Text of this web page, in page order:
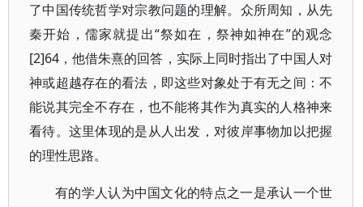
了中国传统哲学对宗教问题的理解。众所周知，从先
秦开始，儒家就提出“祭如在，祭神如神在”的观念
[2]64，他借朱熹的回答，实际上同时指出了中国人对
神或超越存在的看法，即这些对象处于有无之间：不
能说其完全不存在，也不能将其作为真实的人格神来
看待。这里体现的是从人出发，对彼岸事物加以把握
的理性思路。
有的学人认为中国文化的特点之一是承认一个世